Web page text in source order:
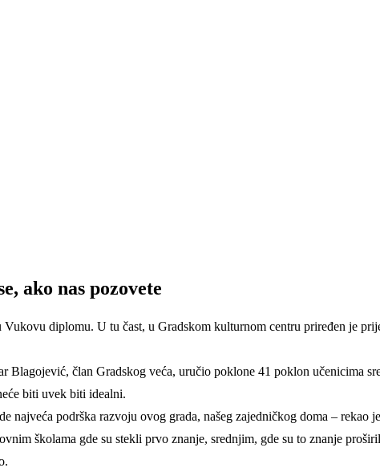
ako nas pozovete
diplomu. U tu čast, u Gradskom kulturnom centru priređen je
Blagojević, član Gradskog veća, uručio poklone 41 poklon učenicima
biti uvek biti idealni.
najveća podrška razvoju ovog grada, našeg zajedničkog doma – rekao
školama gde su stekli prvo znanje, srednjim, gde su to znanje